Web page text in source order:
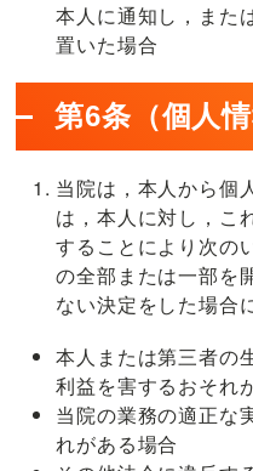
本人に通知し，また
置いた場合
第6条（個人情
当院は，本人から個
は，本人に対し，こ
することにより次の
の全部または一部を
ない決定をした場合
本人または第三者の
利益を害するおそれ
当院の業務の適正な
れがある場合